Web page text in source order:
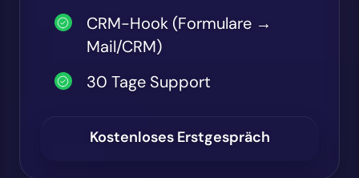
CRM-Hook (Formulare →
Mail/CRM)
30 Tage Support
Kostenloses Erstgespräch